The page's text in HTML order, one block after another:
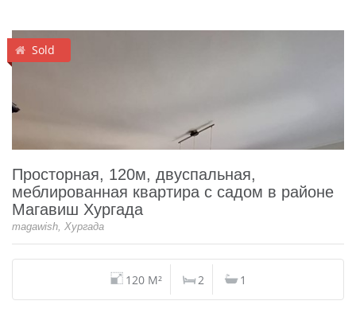
Sold
Просторная, 120м, двуспальная,
меблированная квартира с садом в районе
Магавиш Хургада
magawish, Хургада
120 M² 2 1